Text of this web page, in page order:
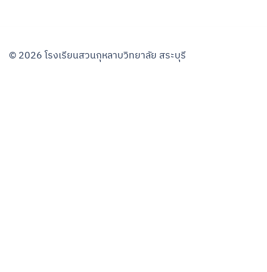
© 2026 โรงเรียนสวนกุหลาบวิทยาลัย สระบุรี